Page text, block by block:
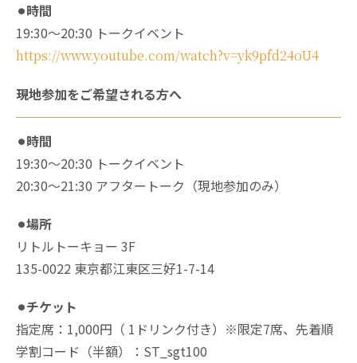
⚫︎時間
19:30〜20:30 トークイベント
https://www.youtube.com/watch?v=yk9pfd24oU4
現地参加をご希望される方へ
⚫︎時間
19:30〜20:30 トークイベント
20:30〜21:30 アフタートーク（現地参加のみ）
⚫︎場所
リトルトーキョー 3F
135-0022 東京都江東区三好1-7-14
⚫︎チケット
指定席：1,000円（ 1ドリンク付き）※限定7席、先着順
学割コード（半額）：ST_sgt100